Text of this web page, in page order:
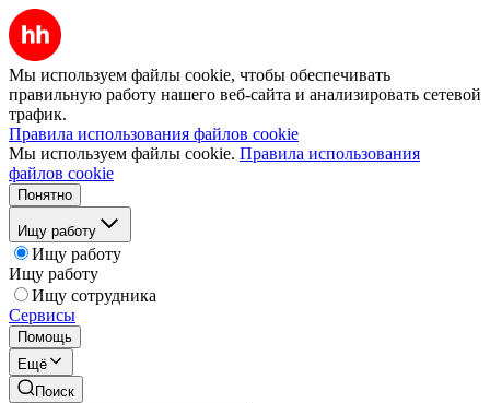
Мы используем файлы cookie, чтобы обеспечивать
правильную работу нашего веб-сайта и анализировать сетевой
трафик.
Правила использования файлов cookie
Мы используем файлы cookie. Правила использования
файлов cookie
Понятно
Ищу работу
Ищу работу
Ищу работу
Ищу сотрудника
Сервисы
Помощь
Ещё
Поиск